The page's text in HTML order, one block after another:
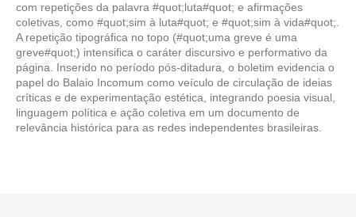
com repetições da palavra #quot;luta#quot; e afirmações
coletivas, como #quot;sim à luta#quot; e #quot;sim à vida#quot;.
A repetição tipográfica no topo (#quot;uma greve é uma
greve#quot;) intensifica o caráter discursivo e performativo da
página. Inserido no período pós-ditadura, o boletim evidencia o
papel do Balaio Incomum como veículo de circulação de ideias
críticas e de experimentação estética, integrando poesia visual,
linguagem política e ação coletiva em um documento de
relevância histórica para as redes independentes brasileiras.